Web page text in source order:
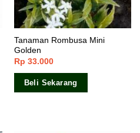
Tanaman Rombusa Mini
Golden
Rp 33.000
Beli Sekarang